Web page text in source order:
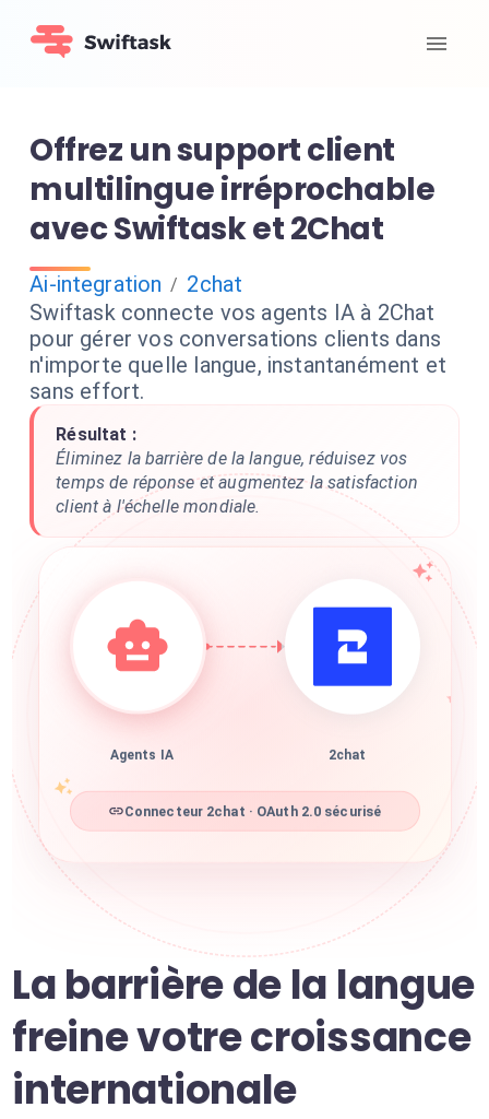
Offrez un support client
multilingue irréprochable
avec Swiftask et 2Chat
Ai-integration / 2chat
Swiftask connecte vos agents IA à 2Chat
pour gérer vos conversations clients dans
n'importe quelle langue, instantanément et
sans effort.
Résultat :
Éliminez la barrière de la langue, réduisez vos
temps de réponse et augmentez la satisfaction
client à l'échelle mondiale.
Agents IA 2chat
Connecteur 2chat · OAuth 2.0 sécurisé
La barrière de la langue
freine votre croissance
internationale